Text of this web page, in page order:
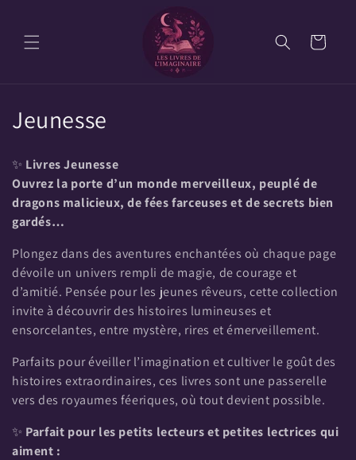
au
contenu
Panier
C
l
l
e
c
t
i
o
n
:
Jeunesse
✨ Livres Jeunesse
Ouvrez la porte d’un monde merveilleux, peuplé de
dragons malicieux, de fées farceuses et de secrets bien
gardés…
Plongez dans des aventures enchantées où chaque page
dévoile un univers rempli de magie, de courage et
d’amitié. Pensée pour les jeunes rêveurs, cette collection
invite à découvrir des histoires lumineuses et
ensorcelantes, entre mystère, rires et émerveillement.
Parfaits pour éveiller l’imagination et cultiver le goût des
histoires extraordinaires, ces livres sont une passerelle
vers des royaumes féeriques, où tout devient possible.
✨ Parfait pour les petits lecteurs et petites lectrices qui
aiment :